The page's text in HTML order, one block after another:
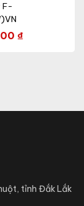
F-
₫
tỉnh Đắk Lắk